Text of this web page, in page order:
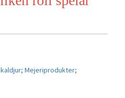
Mejeriprodukter;